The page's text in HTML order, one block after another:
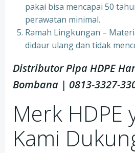
pakai bisa mencapai 50
perawatan minimal.
Ramah Lingkungan –
didaur ulang dan tidak
Distributor Pipa HDPE
Bombana | 0813-3327-
Merk HDPE
Kami